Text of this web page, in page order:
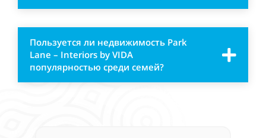
Пользуется ли недвижимость Park
Lane – Interiors by VIDA
популярностью среди семей?